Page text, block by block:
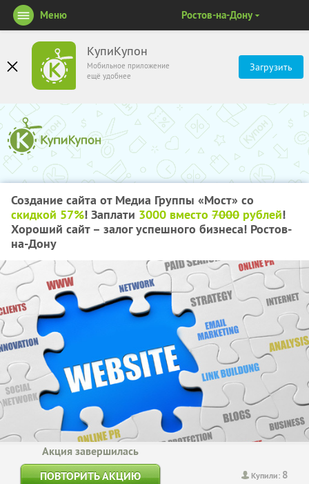
КупиКупон
Мобильное приложение
ещё удобнее
Загрузить
Меню Ростов-на-Дону
Создание сайта от Медиа Группы «Мост» со
скидкой 57%! Заплати 3000 вместо 7000 рублей!
Хороший сайт – залог успешного бизнеса! Ростов-
на-Дону
Купили: 8
Акция завершилась
ПОВТОРИТЬ АКЦИЮ